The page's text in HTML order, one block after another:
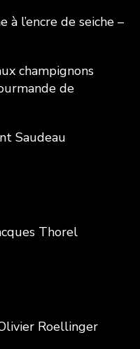
l’encre de seiche –
champignons
de
Saudeau
Thorel
Roellinger